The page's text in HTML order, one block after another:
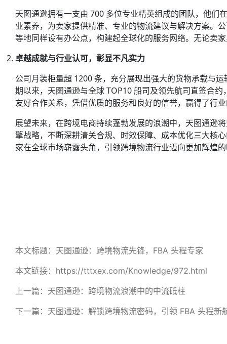
天图通逊拥有一支由 700 多位专业精英组成的团队，他们
业素养，为卖家提供精准、专业的物流建议与解决方案。
等地同样设有办公点，构建起全球化的服务网络。无论卖
卓越成就与行业认可，彰显不凡实力
公司月装柜量超 1200 条，充分展现出强大的货物承载与
期以来， 天图通逊与全球 TOP10 船司及领先航司直签合
友好合作关系，凭借优质的服务和良好的信誉，赢得了行
展望未来，在跨境电商持续蓬勃发展的浪潮中， 天图通逊
擎战略，不断深耕清关合规、时效保障、成本优化三大核
家在全球市场崭露头角，引领跨境物流行业迈向更加辉煌
本文标题：天图通逊：跨境物流先锋，FBA 头程专家
本文链接：https://tttxex.com/Knowledge/972.html
上一篇： 天图通逊：跨境物流浪潮中的中流砥柱
下一篇： 天图通逊：解锁跨境物流密码，引领 FBA 头程新